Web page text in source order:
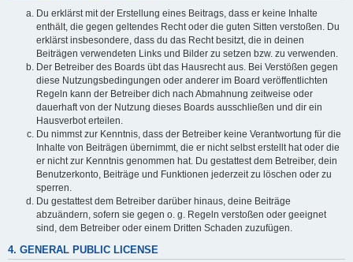
Du erklärst mit der Erstellung eines Beitrags, dass er keine Inhalte
enthält, die gegen geltendes Recht oder die guten Sitten verstoßen. Du
erklärst insbesondere, dass du das Recht besitzt, die in deinen
Beiträgen verwendeten Links und Bilder zu setzen bzw. zu verwenden.
Der Betreiber des Boards übt das Hausrecht aus. Bei Verstößen gegen
diese Nutzungsbedingungen oder anderer im Board veröffentlichten
Regeln kann der Betreiber dich nach Abmahnung zeitweise oder
dauerhaft von der Nutzung dieses Boards ausschließen und dir ein
Hausverbot erteilen.
Du nimmst zur Kenntnis, dass der Betreiber keine Verantwortung für die
Inhalte von Beiträgen übernimmt, die er nicht selbst erstellt hat oder die
er nicht zur Kenntnis genommen hat. Du gestattest dem Betreiber, dein
Benutzerkonto, Beiträge und Funktionen jederzeit zu löschen oder zu
sperren.
Du gestattest dem Betreiber darüber hinaus, deine Beiträge
abzuändern, sofern sie gegen o. g. Regeln verstoßen oder geeignet
sind, dem Betreiber oder einem Dritten Schaden zuzufügen.
4. GENERAL PUBLIC LICENSE